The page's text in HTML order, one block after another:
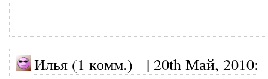
Илья (1 комм.) | 20th Май, 2010: